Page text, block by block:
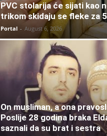
PVC stolarija će sijati kao
trikom skidaju se fleke za
Portal - August 6, 2026
On musliman, a ona
Poslije 28 godina braka
saznali da su brat i sestra